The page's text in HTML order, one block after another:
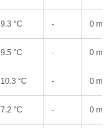
9.3 °C - 0
9.5 °C - 0
10.3 °C - 0
7.2 °C - 0